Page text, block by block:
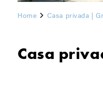
Home Casa privada |
Casa